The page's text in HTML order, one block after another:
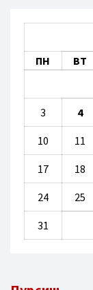
ПН
ВТ
3 4
10 11
17 18
24 25
31